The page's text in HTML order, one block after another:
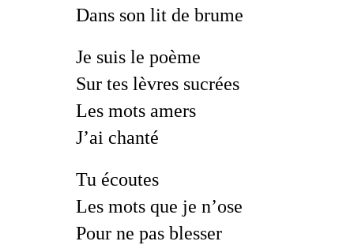
Dans son lit de brume
Je suis le poème
Sur tes lèvres sucrées
Les mots amers
J’ai chanté
Tu écoutes
Les mots que je n’ose
Pour ne pas blesser